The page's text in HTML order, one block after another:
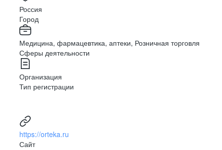
Россия
Город
Медицина, фармацевтика, аптеки, Розничная торговля
Сферы деятельности
Организация
Тип регистрации
https://orteka.ru
Сайт